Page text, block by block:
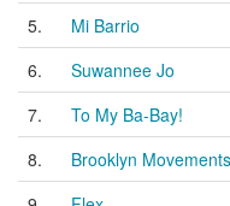
5.
Mi Barrio
6.
Suwannee Jo
7.
To My Ba-Bay!
8.
Brooklyn Movements